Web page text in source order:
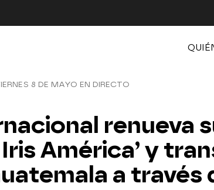
8 DE MAYO EN DIRECTO
renueva
América’ y
a través